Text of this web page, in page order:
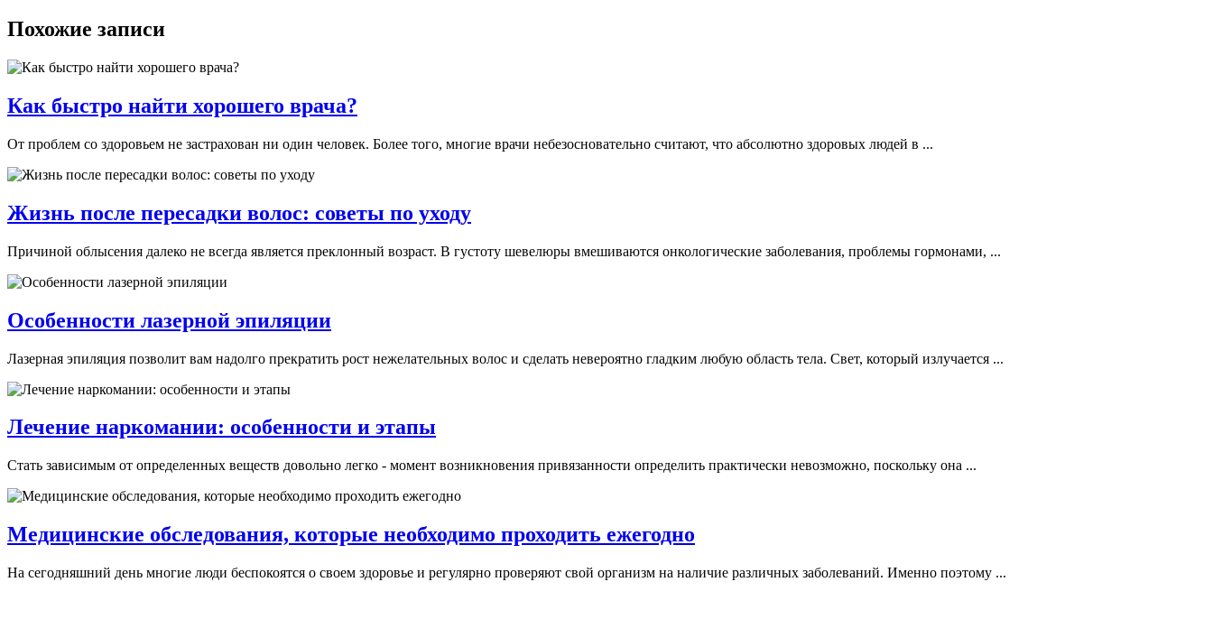
Похожие записи
Как быстро найти хорошего врача?
От проблем со здоровьем не застрахован ни один человек. Более того, многие врачи небезосновательно считают, что абсолютно здоровых людей в ...
Жизнь после пересадки волос: советы по уходу
Причиной облысения далеко не всегда является преклонный возраст. В густоту шевелюры вмешиваются онкологические заболевания, проблемы гормонами, ...
Особенности лазерной эпиляции
Лазерная эпиляция позволит вам надолго прекратить рост нежелательных волос и сделать невероятно гладким любую область тела. Свет, который излучается ...
Лечение наркомании: особенности и этапы
Стать зависимым от определенных веществ довольно легко - момент возникновения привязанности определить практически невозможно, поскольку она ...
Медицинские обследования, которые необходимо проходить ежегодно
На сегодняшний день многие люди беспокоятся о своем здоровье и регулярно проверяют свой организм на наличие различных заболеваний. Именно поэтому ...